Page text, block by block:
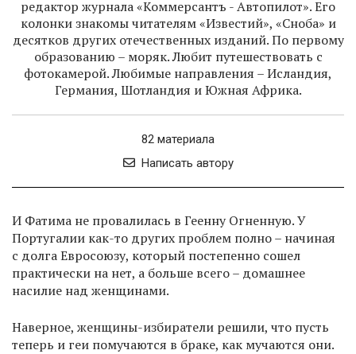
редактор журнала «Коммерсантъ - Автопилот». Его
колонки знакомы читателям «Известий», «Сноба» и
десятков других отечественных изданий. По первому
образованию – моряк. Любит путешествовать с
фотокамерой. Любимые направления – Исландия,
Германия, Шотландия и Южная Африка.
82 материала
Написать автору
И Фатима не провалилась в Геенну Огненную. У
Португалии как-то других проблем полно – начиная
с долга Евросоюзу, который постепенно сошел
практически на нет, а больше всего – домашнее
насилие над женщинами.
Наверное, женщины-избиратели решили, что пусть
теперь и геи помучаются в браке, как мучаются они.